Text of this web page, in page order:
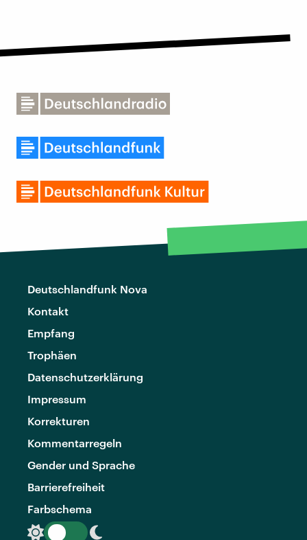
Deutschlandfunk Nova
Kontakt
Empfang
Trophäen
Datenschutzerklärung
Impressum
Korrekturen
Kommentarregeln
Gender und Sprache
Barrierefreiheit
Farbschema